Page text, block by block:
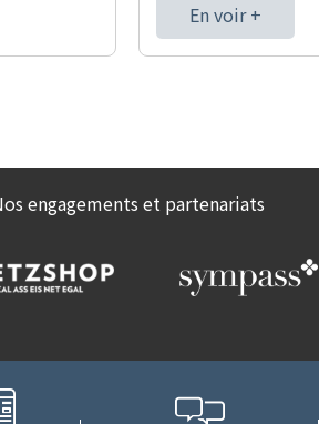
En voir +
engagements et partenariats